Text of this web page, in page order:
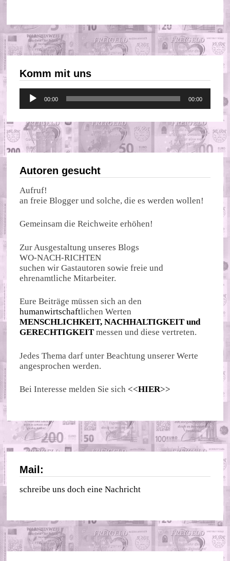
Komm mit uns
Audio-
Player
00:00 00:00
Autoren gesucht
Aufruf!
an freie Blogger und solche, die es werden wollen!
Gemeinsam die Reichweite erhöhen!
Zur Ausgestaltung unseres Blogs
WO-NACH-RICHTEN
suchen wir Gastautoren sowie freie und
ehrenamtliche Mitarbeiter.
Eure Beiträge müssen sich an den
humanwirtschaftlichen Werten
MENSCHLICHKEIT, NACHHALTIGKEIT und
GERECHTIGKEIT messen und diese vertreten.
Jedes Thema darf unter Beachtung unserer Werte
angesprochen werden.
Bei Interesse melden Sie sich <<HIER>>
Mail:
schreibe uns doch eine Nachricht